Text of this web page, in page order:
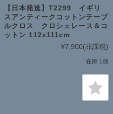
【日本発送】T2299 イギリ
スアンティークコットンテーブ
ルクロス クロシェレース＆コ
ットン 112x111cm
¥7,900(非課税)
在庫 1個